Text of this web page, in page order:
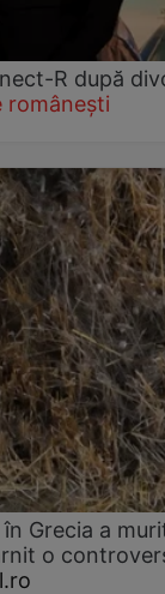
R după
românești
Grecia a
o